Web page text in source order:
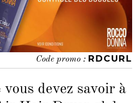
Code promo : RDCURL
vous devez savoir à